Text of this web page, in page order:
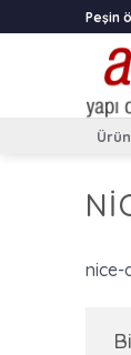
to
Peşin
nice-